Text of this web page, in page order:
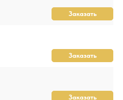
Заказать
Заказать
Заказать